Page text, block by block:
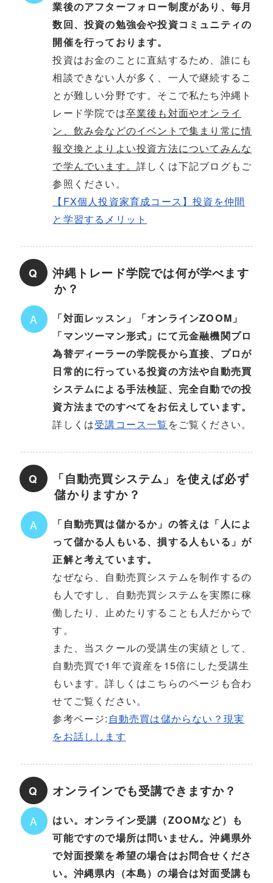
業後のアフターフォロー制度があり、毎月
数回、投資の勉強会や投資コミュニティの
開催を行っております。
投資はお金のことに直結するため、誰にも
相談できない人が多く、一人で継続するこ
とが難しい分野です。そこで私たち沖縄ト
レード学院では卒業後も対面やオンライ
ン、飲み会などのイベントで集まり常に情
報交換とよりよい投資方法についてみんな
で学んでいます。 詳しくは下記ブログもご
参照ください。
【FX個人投資家育成コース】投資を仲間
と学習するメリット
Q
沖縄トレード学院では何が学べます
か？
A
「対面レッスン」「オンラインZOOM」
「マンツーマン形式」にて元金融機関プロ
為替ディーラーの学院長から直接、プロが
日常的に行っている投資の方法や自動売買
システムによる手法検証、完全自動での投
資方法までのすべてをお伝えしています。
詳しくは受講コース一覧 をご覧ください。
Q
「自動売買システム」を使えば必ず
儲かりますか？
A
「自動売買は儲かるか」の答えは「人によ
って儲かる人もいる、損する人もいる」が
正解と考えています。
なぜなら、自動売買システムを制作するの
も人ですし、自動売買システムを実際に稼
働したり、止めたりすることも人だからで
す。
また、当スクールの受講生の実績として、
自動売買で1年で資産を15倍にした受講生
もいます。詳しくはこちらのページも合わ
せてご覧ください。
参考ページ: 自動売買は儲からない？現実
をお話しします
Q オンラインでも受講できますか？
A
はい。オンライン受講（ZOOMなど）も
可能ですので場所は問いません。沖縄県外
で対面授業を希望の場合はお問合せくださ
い。沖縄県内（本島）の場合は対面受講も